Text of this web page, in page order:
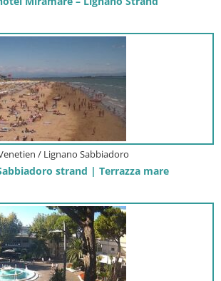
/ Lignano Sabbiadoro
strand | Terrazza mare